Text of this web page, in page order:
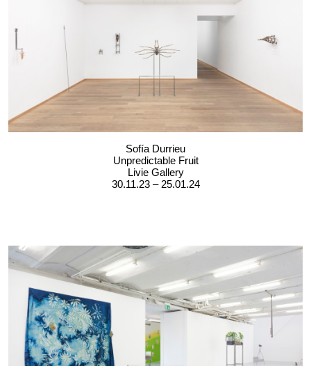
Sofía Durrieu
Unpredictable Fruit
Livie Gallery
30.11.23 – 25.01.24